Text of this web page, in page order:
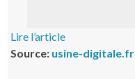
Lire l’article
Source: usine-digitale.fr